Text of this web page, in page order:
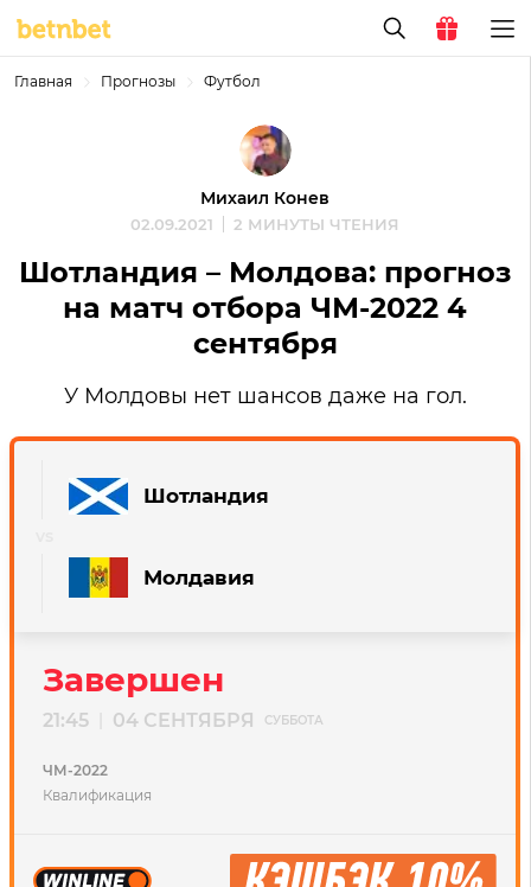
Главная Прогнозы Футбол
Михаил Конев
02.09.2021 2 МИНУТЫ ЧТЕНИЯ
Шотландия – Молдова: прогноз
на матч отбора ЧМ-2022 4
сентября
У Молдовы нет шансов даже на гол.
Шотландия
Молдавия
Завершен
21:45 04 СЕНТЯБРЯ СУББОТА
ЧМ-2022
Квалификация